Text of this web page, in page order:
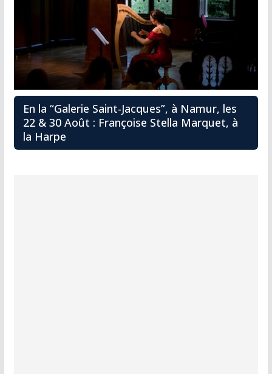
En la “Galerie Saint-Jacques”, à Namur, les
22 & 30 Août : Françoise Stella Marquet, à
la Harpe